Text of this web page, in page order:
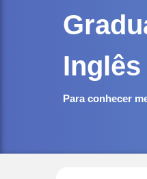
Para conhecer